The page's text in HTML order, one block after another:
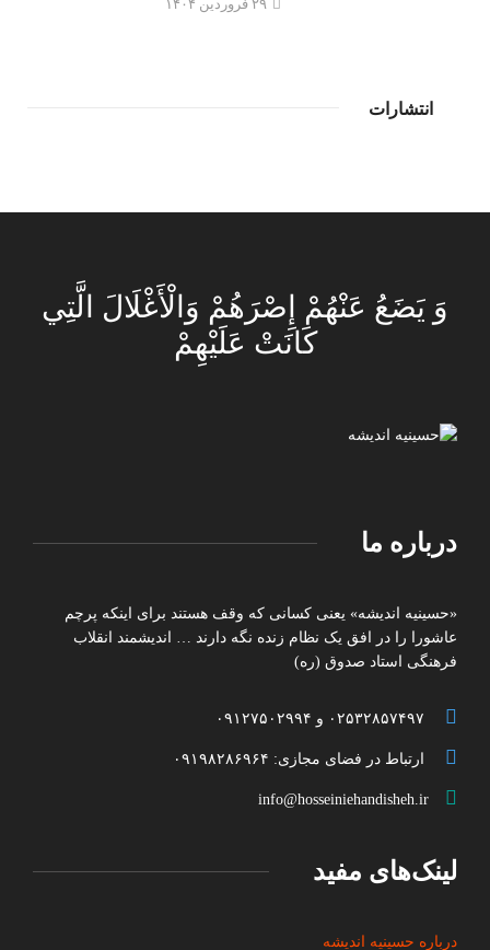
انتشارات
وَ يَضَعُ عَنْهُمْ إِصْرَهُمْ وَالْأَغْلَالَ الَّتِي
كَانَتْ عَلَيْهِمْ
درباره ما
«حسینیه اندیشه» یعنی کسانی که وقف هستند برای اینکه پرچم
عاشورا را در افق یک نظام زنده نگه دارند … اندیشمند انقلاب
فرهنگی استاد صدوق (ره)
ارتباط در فضای مجازی: ۰۹۱۹۸۲۸۶۹۶۴
info@hosseiniehandisheh.ir
لینک‌های مفید
درباره حسینیه اندیشه